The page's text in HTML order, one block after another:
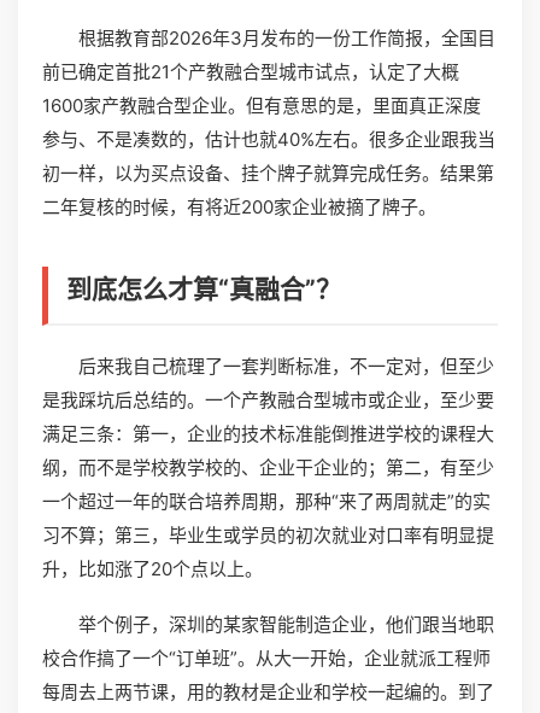
根据教育部2026年3月发布的一份工作简报，全国目
前已确定首批21个产教融合型城市试点，认定了大概
1600家产教融合型企业。但有意思的是，里面真正深度
参与、不是凑数的，估计也就40%左右。很多企业跟我当
初一样，以为买点设备、挂个牌子就算完成任务。结果第
二年复核的时候，有将近200家企业被摘了牌子。
到底怎么才算“真融合”？
后来我自己梳理了一套判断标准，不一定对，但至少
是我踩坑后总结的。一个产教融合型城市或企业，至少要
满足三条：第一，企业的技术标准能倒推进学校的课程大
纲，而不是学校教学校的、企业干企业的；第二，有至少
一个超过一年的联合培养周期，那种“来了两周就走”的实
习不算；第三，毕业生或学员的初次就业对口率有明显提
升，比如涨了20个点以上。
举个例子，深圳的某家智能制造企业，他们跟当地职
校合作搞了一个“订单班”。从大一开始，企业就派工程师
每周去上两节课，用的教材是企业和学校一起编的。到了